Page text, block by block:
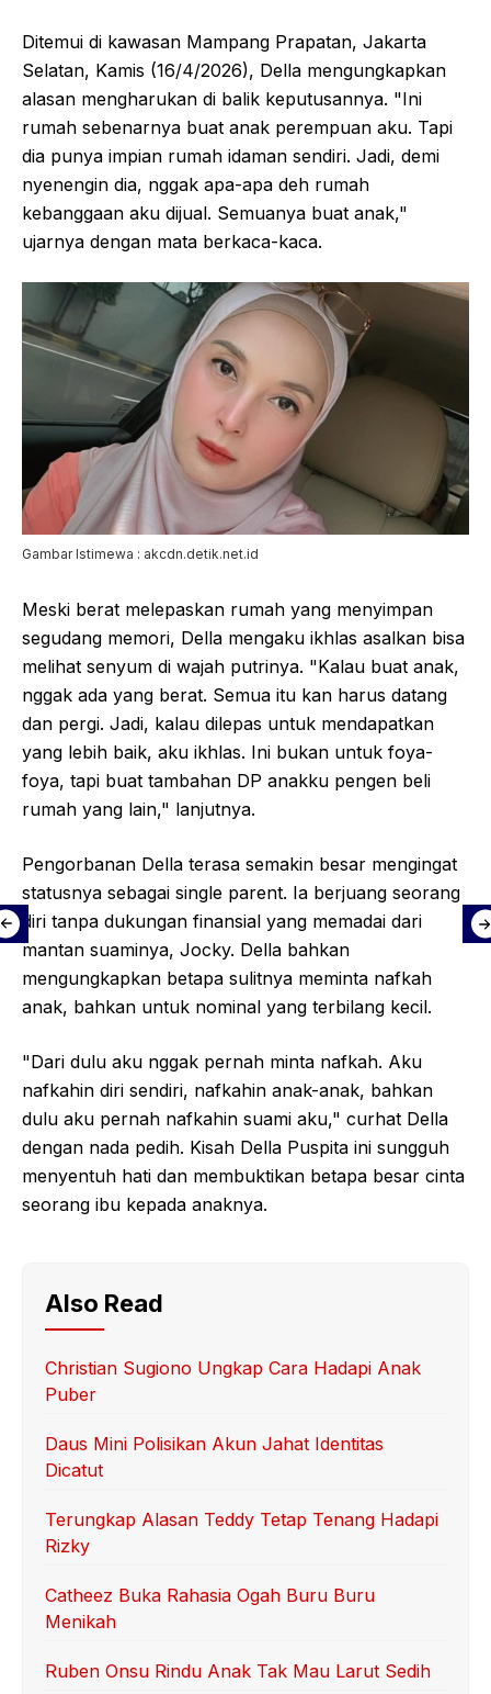
Ditemui di kawasan Mampang Prapatan, Jakarta
Selatan, Kamis (16/4/2026), Della mengungkapkan
alasan mengharukan di balik keputusannya. "Ini
rumah sebenarnya buat anak perempuan aku. Tapi
dia punya impian rumah idaman sendiri. Jadi, demi
nyenengin dia, nggak apa-apa deh rumah
kebanggaan aku dijual. Semuanya buat anak,"
ujarnya dengan mata berkaca-kaca.
Gambar Istimewa : akcdn.detik.net.id
Meski berat melepaskan rumah yang menyimpan
segudang memori, Della mengaku ikhlas asalkan bisa
melihat senyum di wajah putrinya. "Kalau buat anak,
nggak ada yang berat. Semua itu kan harus datang
dan pergi. Jadi, kalau dilepas untuk mendapatkan
yang lebih baik, aku ikhlas. Ini bukan untuk foya-
foya, tapi buat tambahan DP anakku pengen beli
rumah yang lain," lanjutnya.
Pengorbanan Della terasa semakin besar mengingat
statusnya sebagai single parent. Ia berjuang seorang
diri tanpa dukungan finansial yang memadai dari
mantan suaminya, Jocky. Della bahkan
mengungkapkan betapa sulitnya meminta nafkah
anak, bahkan untuk nominal yang terbilang kecil.
"Dari dulu aku nggak pernah minta nafkah. Aku
nafkahin diri sendiri, nafkahin anak-anak, bahkan
dulu aku pernah nafkahin suami aku," curhat Della
dengan nada pedih. Kisah Della Puspita ini sungguh
menyentuh hati dan membuktikan betapa besar cinta
seorang ibu kepada anaknya.
Also Read
Christian Sugiono Ungkap Cara Hadapi Anak
Puber
Daus Mini Polisikan Akun Jahat Identitas
Dicatut
Terungkap Alasan Teddy Tetap Tenang Hadapi
Rizky
Catheez Buka Rahasia Ogah Buru Buru
Menikah
Ruben Onsu Rindu Anak Tak Mau Larut Sedih